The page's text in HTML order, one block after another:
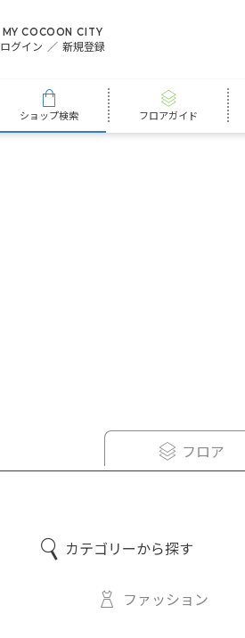
MY COCOON CITY
ログイン 新規登録
ショップ検索 フロアガイド
フロア
カテゴリーから探す
ファッション